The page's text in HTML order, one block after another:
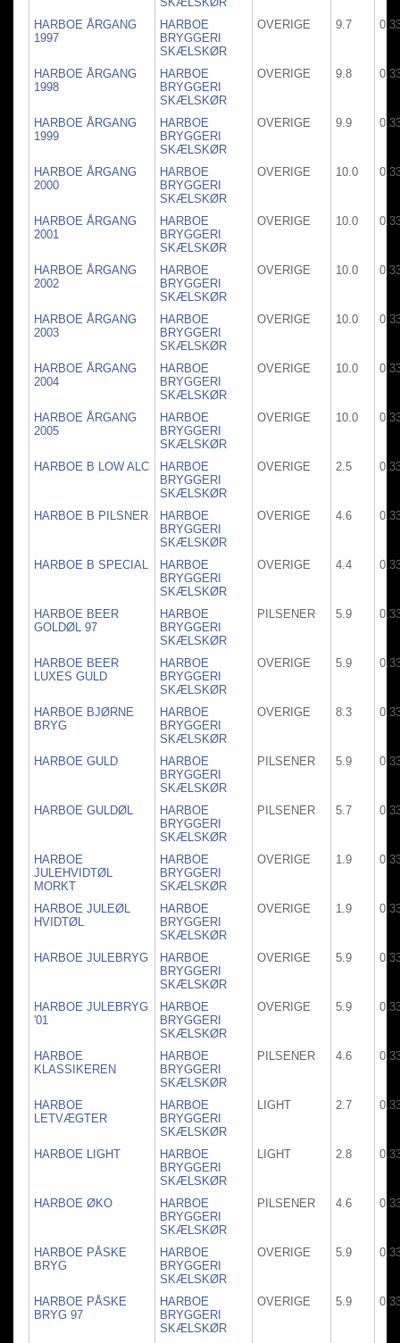
HARBOE ÅRGANG
1997
HARBOE
BRYGGERI
SKÆLSKØR
OVERIGE 9.7
HARBOE ÅRGANG
1998
HARBOE
BRYGGERI
SKÆLSKØR
OVERIGE 9.8
HARBOE ÅRGANG
1999
HARBOE
BRYGGERI
SKÆLSKØR
OVERIGE 9.9
HARBOE ÅRGANG
2000
HARBOE
BRYGGERI
SKÆLSKØR
OVERIGE 10.0
HARBOE ÅRGANG
2001
HARBOE
BRYGGERI
SKÆLSKØR
OVERIGE 10.0
HARBOE ÅRGANG
2002
HARBOE
BRYGGERI
SKÆLSKØR
OVERIGE 10.0
HARBOE ÅRGANG
2003
HARBOE
BRYGGERI
SKÆLSKØR
OVERIGE 10.0
HARBOE ÅRGANG
2004
HARBOE
BRYGGERI
SKÆLSKØR
OVERIGE 10.0
HARBOE ÅRGANG
2005
HARBOE
BRYGGERI
SKÆLSKØR
OVERIGE 10.0
HARBOE B LOW ALC
HARBOE
BRYGGERI
SKÆLSKØR
OVERIGE 2.5
HARBOE B PILSNER
HARBOE
BRYGGERI
SKÆLSKØR
OVERIGE 4.6
HARBOE B SPECIAL
HARBOE
BRYGGERI
SKÆLSKØR
OVERIGE 4.4
HARBOE BEER
GOLDØL 97
HARBOE
BRYGGERI
SKÆLSKØR
PILSENER 5.9
HARBOE BEER
LUXES GULD
HARBOE
BRYGGERI
SKÆLSKØR
OVERIGE 5.9
HARBOE BJØRNE
BRYG
HARBOE
BRYGGERI
SKÆLSKØR
OVERIGE 8.3
HARBOE GULD
HARBOE
BRYGGERI
SKÆLSKØR
PILSENER 5.9
HARBOE GULDØL
HARBOE
BRYGGERI
SKÆLSKØR
PILSENER 5.7
HARBOE
JULEHVIDTØL
MORKT
HARBOE
BRYGGERI
SKÆLSKØR
OVERIGE 1.9
HARBOE JULEØL
HVIDTØL
HARBOE
BRYGGERI
SKÆLSKØR
OVERIGE 1.9
HARBOE JULEBRYG
HARBOE
BRYGGERI
SKÆLSKØR
OVERIGE 5.9
HARBOE JULEBRYG
'01
HARBOE
BRYGGERI
SKÆLSKØR
OVERIGE 5.9
HARBOE
KLASSIKEREN
HARBOE
BRYGGERI
SKÆLSKØR
PILSENER 4.6
HARBOE
LETVÆGTER
HARBOE
BRYGGERI
SKÆLSKØR
LIGHT 2.7
HARBOE LIGHT
HARBOE
BRYGGERI
SKÆLSKØR
LIGHT 2.8
HARBOE ØKO
HARBOE
BRYGGERI
SKÆLSKØR
PILSENER 4.6
HARBOE PÅSKE
BRYG
HARBOE
BRYGGERI
SKÆLSKØR
OVERIGE 5.9
HARBOE PÅSKE
BRYG 97
HARBOE
BRYGGERI
SKÆLSKØR
OVERIGE 5.9